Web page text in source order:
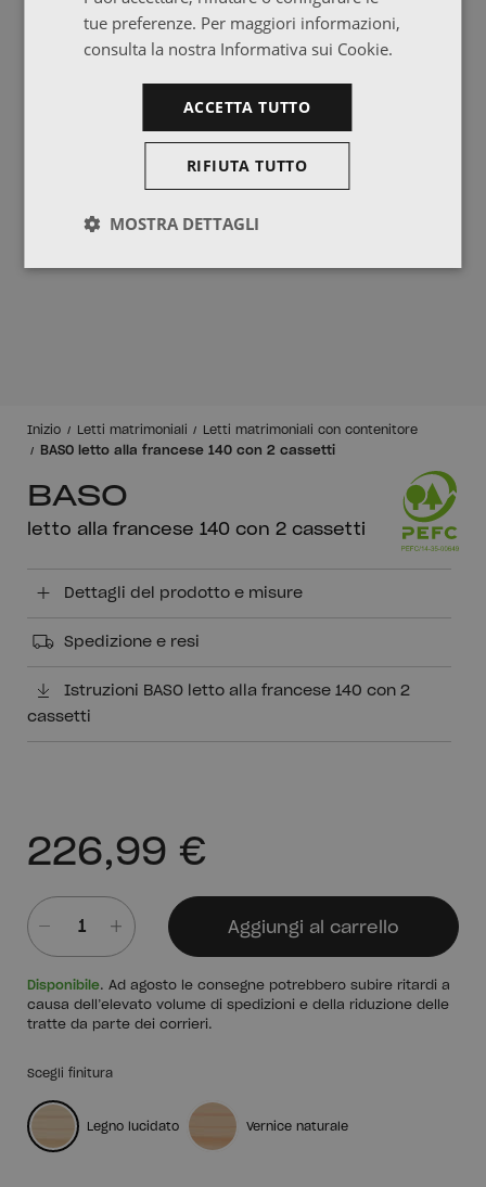
Inizio Letti matrimoniali Letti matrimoniali con contenitore
BASO letto alla francese 140 con 2 cassetti
BASO
letto alla francese 140 con 2 cassetti
Scegli finitura
Legno lucidato Vernice naturale
226,99 €
Aggiungi al carrello
Disponibile. Ad agosto le consegne potrebbero subire ritardi a
causa dell’elevato volume di spedizioni e della riduzione delle
tratte da parte dei corrieri.
Dettagli del prodotto e misure
Spedizione e resi
Istruzioni BASO letto alla francese 140 con 2
cassetti
tue preferenze. Per maggiori informazioni,
consulta la nostra Informativa sui Cookie.
ACCETTA TUTTO
RIFIUTA TUTTO
MOSTRA DETTAGLI